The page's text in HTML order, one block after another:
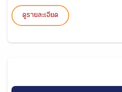
ดูรายละเอียด